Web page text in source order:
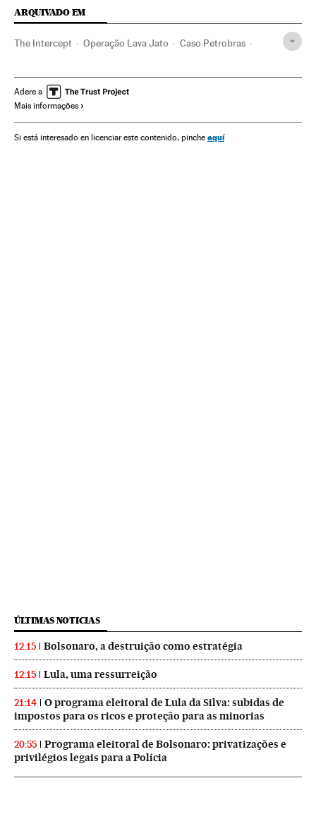
ARQUIVADO EM
The Intercept Operação Lava Jato Caso Petrobras
Financiamento ilegal Corrupção política
Imprensa
Força segurança Partidos políticos América
Adere a
Mais informações
Si está interesado en licenciar este contenido, pinche aquí
ÚLTIMAS NOTICIAS
12:15 Bolsonaro, a destruição como estratégia
12:15 Lula, uma ressurreição
21:14
O programa eleitoral de Lula da Silva: subidas de
impostos para os ricos e proteção para as minorias
20:55
Programa eleitoral de Bolsonaro: privatizações e
privilégios legais para a Polícia